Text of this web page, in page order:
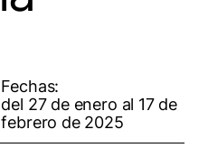
Fechas:
del 27 de enero al 17 de
febrero de 2025